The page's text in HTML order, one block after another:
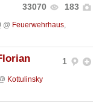
33070 183
@ Feuerwehrhaus,
1
Kottulinsky